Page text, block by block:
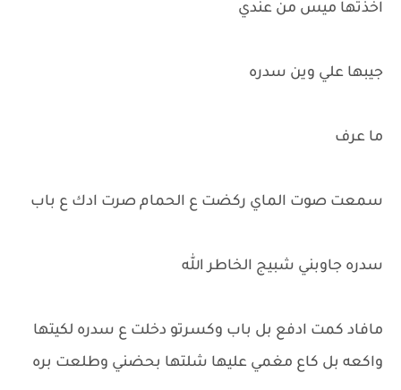
اخذتها ميس من عندي
جيبها علي وين سدره
ما عرف
سمعت صوت الماي ركضت ع الحمام صرت ادك ع باب
سدره جاوبني شبيج الخاطر الله
مافاد كمت ادفع بل باب وكسرتو دخلت ع سدره لكيتها
واكعه بل كاع مغمي عليها شلتها بحضني وطلعت بره